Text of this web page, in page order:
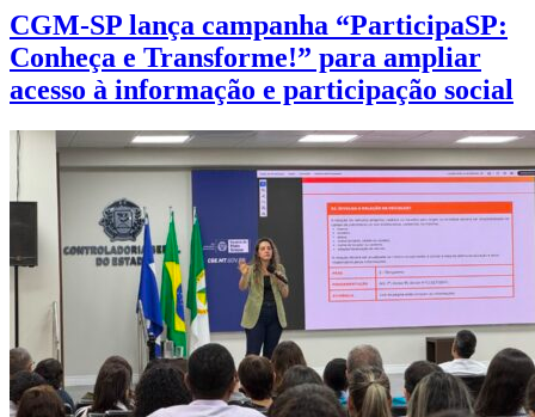
CGM-SP lança campanha “ParticipaSP:
Conheça e Transforme!” para ampliar
acesso à informação e participação social